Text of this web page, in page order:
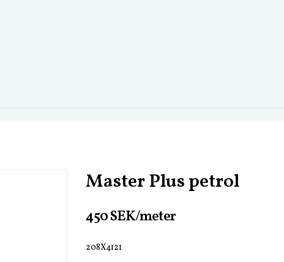
Master Plus petrol
450 SEK/meter
208X4121